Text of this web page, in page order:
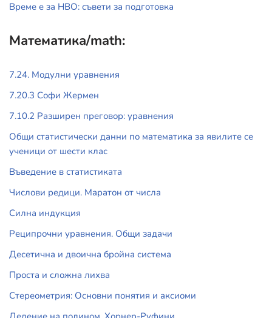
Време е за НВО: съвети за подготовка
Математика/math:
7.24. Модулни уравнения
7.20.3 Софи Жермен
7.10.2 Разширен преговор: уравнения
Общи статистически данни по математика за явилите се
ученици от шести клас
Въведение в статистиката
Числови редици. Маратон от числа
Силна индукция
Реципрочни уравнения. Общи задачи
Десетична и двоична бройна система
Проста и сложна лихва
Стереометрия: Основни понятия и аксиоми